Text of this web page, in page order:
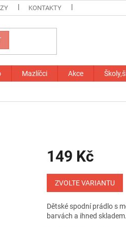
KONTAKTY
Mazlíčci Akce
149 Kč
Měrná
cena:
ZVOLTE VARIANTU
Dětské spodní prádlo s
barvách a ihned skladem.